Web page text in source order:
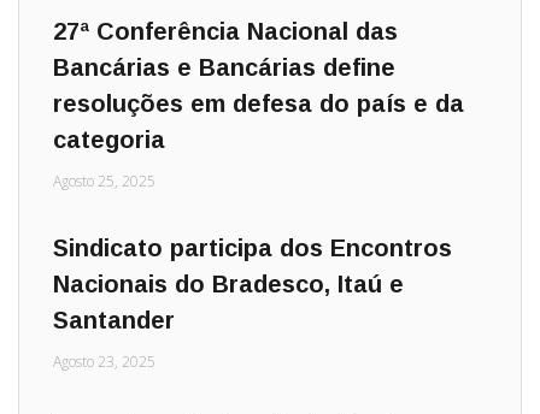
27ª Conferência Nacional das
Bancárias e Bancárias define
resoluções em defesa do país e da
categoria
Agosto 25, 2025
Sindicato participa dos Encontros
Nacionais do Bradesco, Itaú e
Santander
Agosto 23, 2025